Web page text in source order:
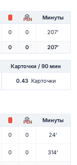
PEN Минуты
0 0 207'
0 0 207'
Карточки / 90 мин
0.43 Карточки
PEN Минуты
0 0 24'
0 0 314'